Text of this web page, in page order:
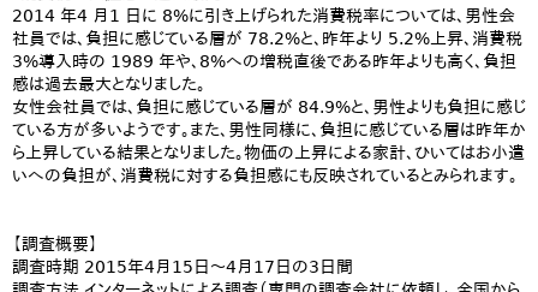
2014 年4 月1 日に 8%に引き上げられた消費税率については、男性会
社員では、負担に感じている層が 78.2%と、昨年より 5.2%上昇、消費税
3%導入時の 1989 年や、8%への増税直後である昨年よりも高く、負担
感は過去最大となりました。
女性会社員では、負担に感じている層が 84.9%と、男性よりも負担に感じ
ている方が多いようです。また、男性同様に、負担に感じている層は昨年か
ら上昇している結果となりました。物価の上昇による家計、ひいてはお小遣
いへの負担が、消費税に対する負担感にも反映されているとみられます。
【調査概要】
調査時期 2015年4月15日～4月17日の3日間